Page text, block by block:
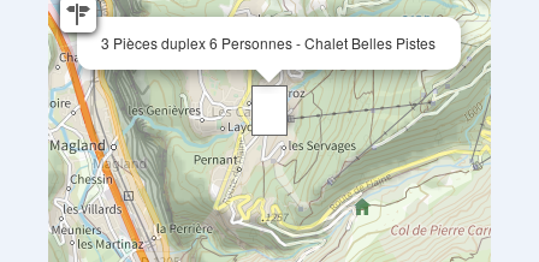
3 Pièces duplex 6 Personnes - Chalet Belles Pistes